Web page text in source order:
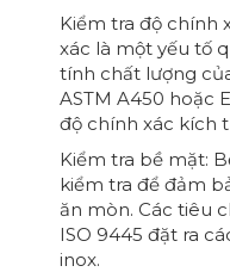
Kiểm tra độ chính
xác là một yếu tố
tính chất lượng
ASTM A450 hoặc
độ chính xác kích
Kiểm tra bề mặt:
kiểm tra để đảm
ăn mòn. Các tiêu
ISO 9445 đặt ra
inox.